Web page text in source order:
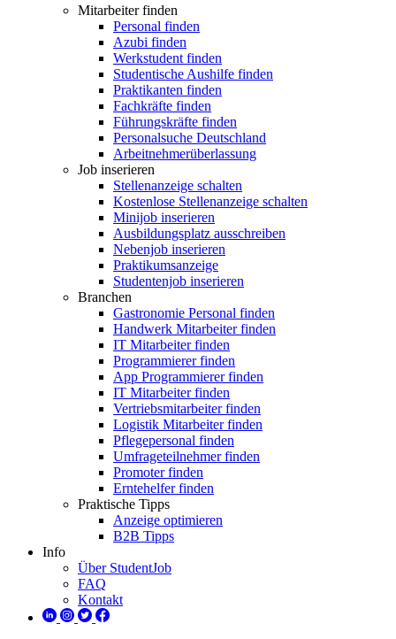
Mitarbeiter finden
Personal finden
Azubi finden
Werkstudent finden
Studentische Aushilfe finden
Praktikanten finden
Fachkräfte finden
Führungskräfte finden
Personalsuche Deutschland
Arbeitnehmerüberlassung
Job inserieren
Stellenanzeige schalten
Kostenlose Stellenanzeige schalten
Minijob inserieren
Ausbildungsplatz ausschreiben
Nebenjob inserieren
Praktikumsanzeige
Studentenjob inserieren
Branchen
Gastronomie Personal finden
Handwerk Mitarbeiter finden
IT Mitarbeiter finden
Programmierer finden
App Programmierer finden
IT Mitarbeiter finden
Vertriebsmitarbeiter finden
Logistik Mitarbeiter finden
Pflegepersonal finden
Umfrageteilnehmer finden
Promoter finden
Erntehelfer finden
Praktische Tipps
Anzeige optimieren
B2B Tipps
Info
Über StudentJob
FAQ
Kontakt